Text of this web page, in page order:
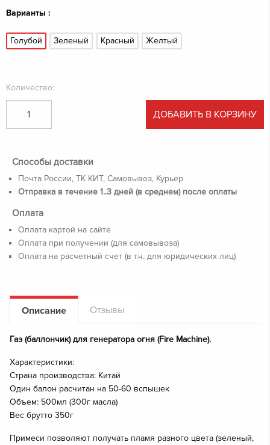
Варианты :
Голубой Зеленый Красный Желтый
Количество:
ДОБАВИТЬ В КОРЗИНУ
Способы доставки
Почта России, ТК КИТ, Самовывоз, Курьер
Отправка в течение 1..3 дней (в среднем) после оплаты
Оплата
Оплата картой на сайте
Оплата при получении (для самовывоза)
Оплата на расчетный счет (в т.ч. для юридических лиц)
Описание Отзывы
Газ (баллончик) для генератора огня (Fire Machine).
Характеристики:
Страна производства: Китай
Один балон расчитан на 50-60 вспышек
Объем: 500мл (300г масла)
Вес брутто 350г
Примеси позволяют получать пламя разного цвета (зеленый,